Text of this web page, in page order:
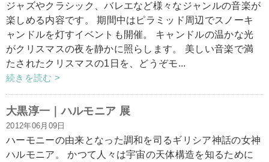
ジャズやクラシック、バレエなど様々なジャンルの音楽が
楽しめる内容です。 期間中はピラミッド周辺でスノーキ
ャンドルを灯すイベントも開催。 キャンドルの温かな光
がクリスマスの夜を静かに照らします。 美しい音楽で満
たされたクリスマスの1日を、どうぞモ...
続きを読む >
大黒淳一｜ハルモニア 展
2012年06月09日
ハーモニーの由来となった調和を司るギリシア神話の女神
ハルモニア。 かつて人々は宇宙の天体構造を知るために